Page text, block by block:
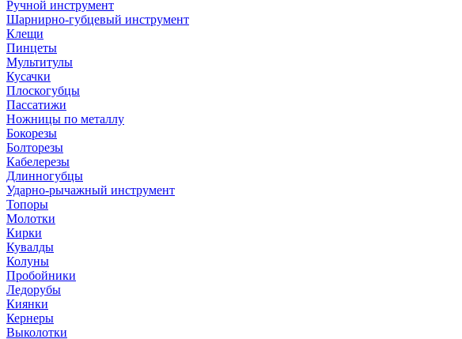
Ручной инструмент
Шарнирно-губцевый инструмент
Клещи
Пинцеты
Мультитулы
Кусачки
Плоскогубцы
Пассатижи
Ножницы по металлу
Бокорезы
Болторезы
Кабелерезы
Длинногубцы
Ударно-рычажный инструмент
Топоры
Молотки
Кирки
Кувалды
Колуны
Пробойники
Ледорубы
Киянки
Кернеры
Выколотки